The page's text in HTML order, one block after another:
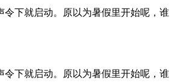
下就启动。原以为暑假里开始呢，谁
下就启动。原以为暑假里开始呢，谁